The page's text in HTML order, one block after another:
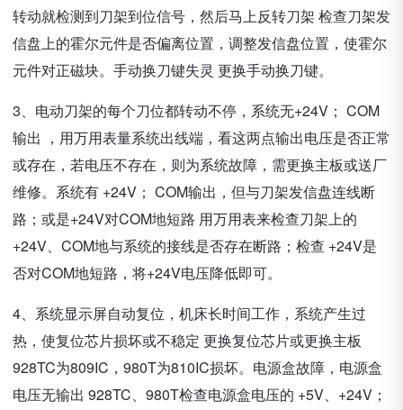
转动就检测到刀架到位信号，然后马上反转刀架 检查刀架发
信盘上的霍尔元件是否偏离位置，调整发信盘位置，使霍尔
元件对正磁块。手动换刀键失灵 更换手动换刀键。
3、电动刀架的每个刀位都转动不停，系统无+24V； COM
输出 ，用万用表量系统出线端，看这两点输出电压是否正常
或存在，若电压不存在，则为系统故障，需更换主板或送厂
维修。系统有 +24V； COM输出，但与刀架发信盘连线断
路；或是+24V对COM地短路 用万用表来检查刀架上的
+24V、COM地与系统的接线是否存在断路；检查 +24V是
否对COM地短路，将+24V电压降低即可。
4、系统显示屏自动复位，机床长时间工作，系统产生过
热，使复位芯片损坏或不稳定 更换复位芯片或更换主板
928TC为809IC，980T为810IC损坏。电源盒故障，电源盒
电压无输出 928TC、980T检查电源盒电压的 +5V、+24V；